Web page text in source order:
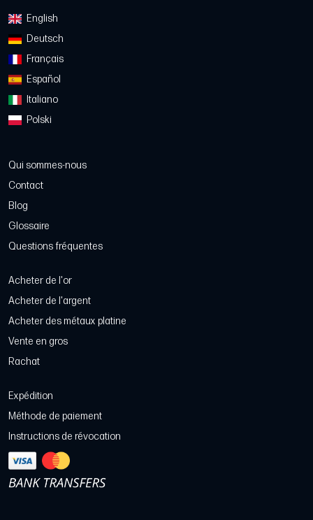
English
Deutsch
Français
Español
Italiano
Polski
Qui sommes-nous
Contact
Blog
Glossaire
Questions fréquentes
Acheter de l'or
Acheter de l'argent
Acheter des métaux platine
Vente en gros
Rachat
Expédition
Méthode de paiement
Instructions de révocation